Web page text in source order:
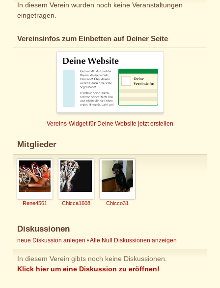
In diesem Verein wurden noch keine Veranstaltungen
eingetragen.
Vereinsinfos zum Einbetten auf Deiner Seite
Vereins-Widget für Deine Website jetzt erstellen
Mitglieder
Rene4561 Chicca1608 Chicco31
Diskussionen
neue Diskussion anlegen •Alle Null Diskussionen anzeigen
In diesem Verein gibts noch keine Diskussionen.
Klick hier um eine Diskussion zu eröffnen!